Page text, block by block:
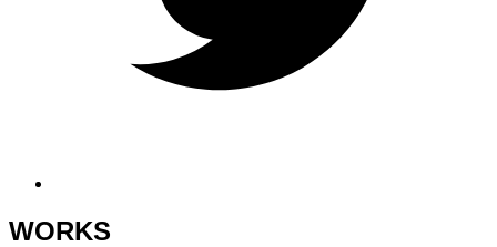
WORKS